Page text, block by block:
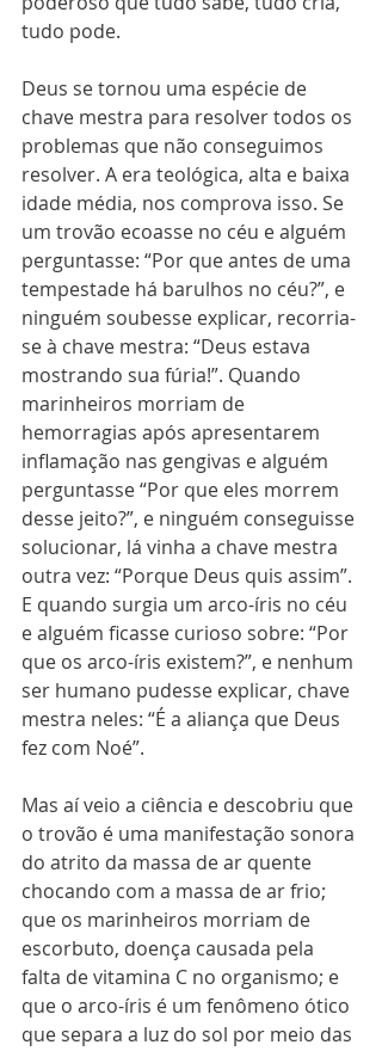
tudo pode.
Deus se tornou uma espécie de
chave mestra para resolver todos os
problemas que não conseguimos
resolver. A era teológica, alta e baixa
idade média, nos comprova isso. Se
um trovão ecoasse no céu e alguém
perguntasse: “Por que antes de uma
tempestade há barulhos no céu?”, e
ninguém soubesse explicar, recorria-
se à chave mestra: “Deus estava
mostrando sua fúria!”. Quando
marinheiros morriam de
hemorragias após apresentarem
inflamação nas gengivas e alguém
perguntasse “Por que eles morrem
desse jeito?”, e ninguém conseguisse
solucionar, lá vinha a chave mestra
outra vez: “Porque Deus quis assim”.
E quando surgia um arco-íris no céu
e alguém ficasse curioso sobre: “Por
que os arco-íris existem?”, e nenhum
ser humano pudesse explicar, chave
mestra neles: “É a aliança que Deus
fez com Noé”.
Mas aí veio a ciência e descobriu que
o trovão é uma manifestação sonora
do atrito da massa de ar quente
chocando com a massa de ar frio;
que os marinheiros morriam de
escorbuto, doença causada pela
falta de vitamina C no organismo; e
que o arco-íris é um fenômeno ótico
que separa a luz do sol por meio das